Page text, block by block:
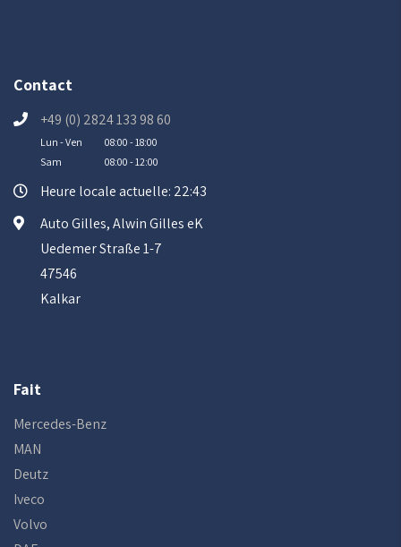
Contact
+49 (0) 2824 133 98 60
Lun - Ven
08:00 - 18:00
Sam
08:00 - 12:00
Heure locale actuelle: 22:43
Auto Gilles, Alwin Gilles eK
Uedemer Straße 1-7
47546
Kalkar
Fait
Mercedes-Benz
MAN
Deutz
Iveco
Volvo